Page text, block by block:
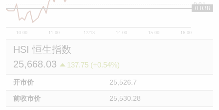
10:00 11:00 12/13 14:00 15:00 16:00
0.04
0.038
HSI 恒生指数
25,668.03
137.75 (+0.54%)
开市价 25,526.7
前收市价 25,530.28